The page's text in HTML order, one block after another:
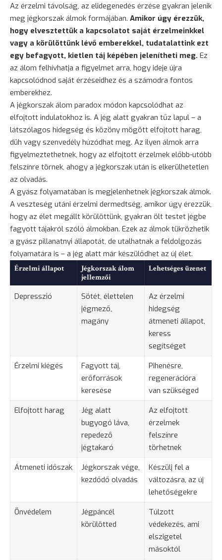
Az érzelmi távolság, az elidegenedés érzése gyakran jelenik
meg jégkorszak álmok formájában. Amikor úgy érezzük,
hogy elvesztettük a kapcsolatot saját érzelmeinkkel
vagy a körülöttünk lévő emberekkel, tudatalattink ezt
egy befagyott, kietlen táj képében jelenítheti meg. Ez
az álom felhívhatja a figyelmet arra, hogy ideje újra
kapcsolódnod saját érzéseidhez és a számodra fontos
emberekhez.
A jégkorszak álom paradox módon kapcsolódhat az
elfojtott indulatokhoz is. A jég alatt gyakran tűz lapul – a
látszólagos hidegség és közöny mögött elfojtott harag,
düh vagy szenvedély húzódhat meg. Az ilyen álmok arra
figyelmeztethetnek, hogy az elfojtott érzelmek előbb-utóbb
felszínre törnek, ahogy a jégkorszak után is elkerülhetetlen
az olvadás.
A gyász folyamatában is megjelenhetnek jégkorszak álmok.
A veszteség utáni érzelmi dermedtség, amikor úgy érezzük,
hogy az élet megállt körülöttünk, gyakran ölt testet jégbe
fagyott tájakról szóló álmokban. Ezek az álmok tükrözhetik
a gyász pillanatnyi állapotát, de utalhatnak a feldolgozás
folyamatára is – a jég alatt már készülődhet az új élet.
Érzelmi állapot
Jégkorszak álom
jellemzői
Lehetséges üzenet
Depresszió
Sötét, élettelen
jégmező,
magány
Az érzelmi
hidegség
átmeneti állapot,
keress
segítséget
Érzelmi kiégés
Fagyott táj,
erőforrások
keresése
Pihenésre,
regenerációra
van szükséged
Elfojtott harag
Jég alatt
bugyogó láva,
repedező
jégtakaró
Az elfojtott
érzelmek
felszínre
törhetnek
Átmeneti időszak
Jégkorszak vége,
kezdődő olvadás
Készülj fel a
változásra, az új
lehetőségekre
Önvédelem
Jégpáncél
körülötted
Túlzott
védekezés, ami
elszigetel
másoktól